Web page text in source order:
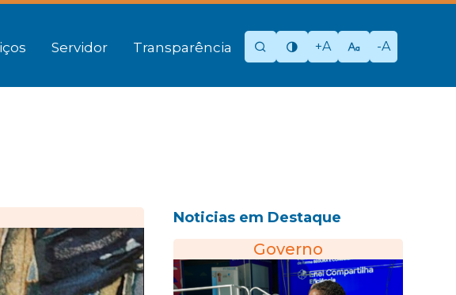
Servidor Transparência +A -A
Noticias em Destaque
Governo